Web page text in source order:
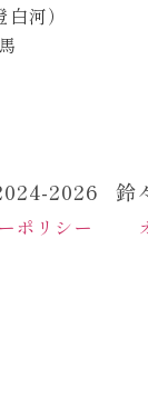
河）
2026 鈴々
ポリシー